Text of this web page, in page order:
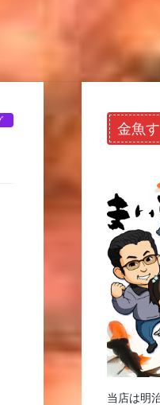
金魚
当店は明